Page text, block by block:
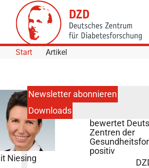
Skip to Content
Start Artikel
bewertet
Zentren der
positiv
Niesing
Newsletter abonnieren
Downloads